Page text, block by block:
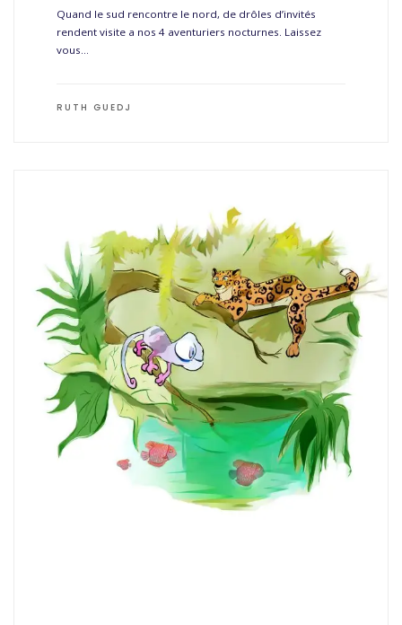
Quand le sud rencontre le nord, de drôles d’invités
rendent visite a nos 4 aventuriers nocturnes. Laissez
vous…
RUTH GUEDJ